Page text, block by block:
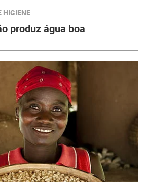
HIGIENE
produz água boa